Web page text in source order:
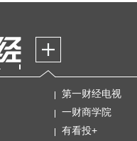
第一财经电视
一财商学院
有看投+